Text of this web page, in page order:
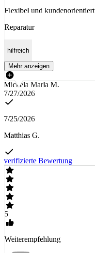
Flexibel und kundenorientiert
Reparatur
hilfreich
Mehr anzeigen
Mickela Marla M.
7/27/2026
7/25/2026
Matthias G.
verifizierte Bewertung
5
Weiterempfehlung